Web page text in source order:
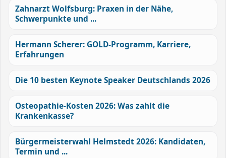
Zahnarzt Wolfsburg: Praxen in der Nähe,
Schwerpunkte und ...
Hermann Scherer: GOLD-Programm, Karriere,
Erfahrungen
Die 10 besten Keynote Speaker Deutschlands 2026
Osteopathie-Kosten 2026: Was zahlt die
Krankenkasse?
Bürgermeisterwahl Helmstedt 2026: Kandidaten,
Termin und ...